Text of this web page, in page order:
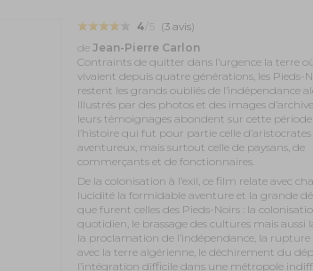
4 /5 (3 avis)
de Jean-Pierre Carlon
Contraints de quitter dans l’urgence la terre
vivaient depuis quatre générations, les Pieds-
restent les grands oubliés de l’indépendance
Illustrés par des photos et des images
leurs témoignages abondent sur cette
l’histoire qui fut pour partie celle d’aristocrates
aventureux, mais surtout celle de paysans, de
commerçants et de fonctionnaires.
De la colonisation à l’exil, ce film relate avec
lucidité la formidable aventure et la grande
que furent celles des Pieds-Noirs : la
quotidien, le brassage des cultures mais aussi
la proclamation de l’indépendance, la
avec la terre algérienne, le déchirement du
l’intégration difficile dans une métropole